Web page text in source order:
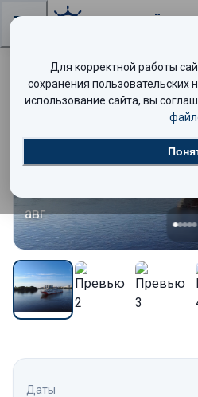
Комфорт
17
авг
Даты
Для корректной работы
сохранения пользовательских
использование сайта, вы